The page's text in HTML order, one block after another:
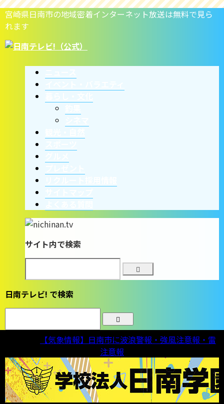
宮崎県日南市の地域密着インターネット放送は無料で見ら
れます
サイト内で検索
日南テレビ! で検索
【気象情報】日南市に波浪警報・強風注意報・雷
注意報